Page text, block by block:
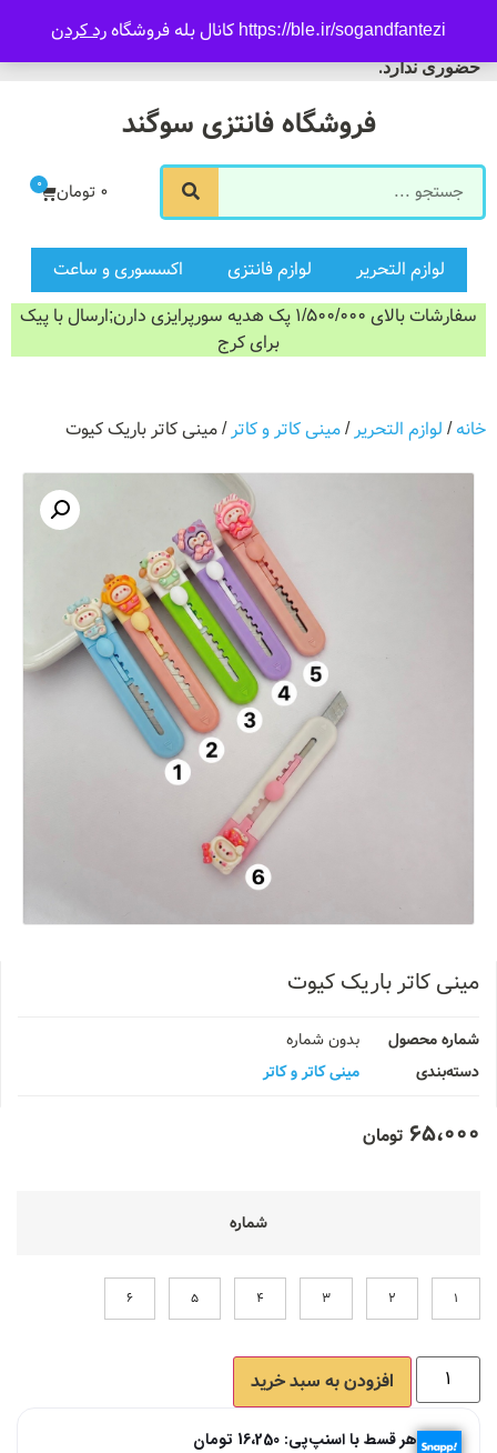
https://ble.ir/sogandfantezi کانال بله فروشگاه رد کردن
فروشگاه سوگند فروش
حضوری ندارد.
ورود/ثبت نام
فروشگاه فانتزی سوگند
0 تومان 0
لوازم التحریر لوازم فانتزی
اکسسوری و ساعت
سفارشات بالای 1/500/000 پک هدیه سورپرایزی دارن;ارسال با پیک
برای کرج
خانه/ لوازم التحریر/مینی کاتر و کاتر/ مینی کاتر باریک کیوت
مینی کاتر باریک کیوت
شماره محصول
بدون شماره
دسته‌بندی
مینی کاتر و کاتر
65،000 تومان
شماره
1
2
3
4
5
6
افزودن به سبد خرید
هر قسط با اسنپ‌پی: 16،250 تومان